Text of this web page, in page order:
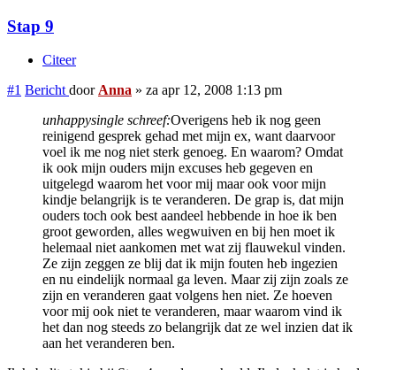
Stap 9
Citeer
#1 Bericht door Anna » za apr 12, 2008 1:13 pm
unhappysingle schreef:Overigens heb ik nog geen
reinigend gesprek gehad met mijn ex, want daarvoor
voel ik me nog niet sterk genoeg. En waarom? Omdat
ik ook mijn ouders mijn excuses heb gegeven en
uitgelegd waarom het voor mij maar ook voor mijn
kindje belangrijk is te veranderen. De grap is, dat mijn
ouders toch ook best aandeel hebbende in hoe ik ben
groot geworden, alles wegwuiven en bij hen moet ik
helemaal niet aankomen met wat zij flauwekul vinden.
Ze zijn zeggen ze blij dat ik mijn fouten heb ingezien
en nu eindelijk normaal ga leven. Maar zij zijn zoals ze
zijn en veranderen gaat volgens hen niet. Ze hoeven
voor mij ook niet te veranderen, maar waarom vind ik
het dan nog steeds zo belangrijk dat ze wel inzien dat ik
aan het veranderen ben.